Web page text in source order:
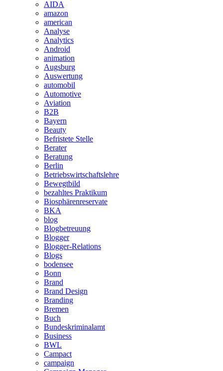
AIDA
amazon
american
Analyse
Analytics
Android
animation
Augsburg
Auswertung
automobil
Automotive
Aviation
B2B
Bayern
Beauty
Befristete Stelle
Berater
Beratung
Berlin
Betriebswirtschaftslehre
Bewegtbild
bezahltes Praktikum
Biosphärenreservate
BKA
blog
Blogbetreuung
Blogger
Blogger-Relations
Blogs
bodensee
Bonn
Brand
Brand Design
Branding
Bremen
Buch
Bundeskriminalamt
Business
BWL
Campact
campaign